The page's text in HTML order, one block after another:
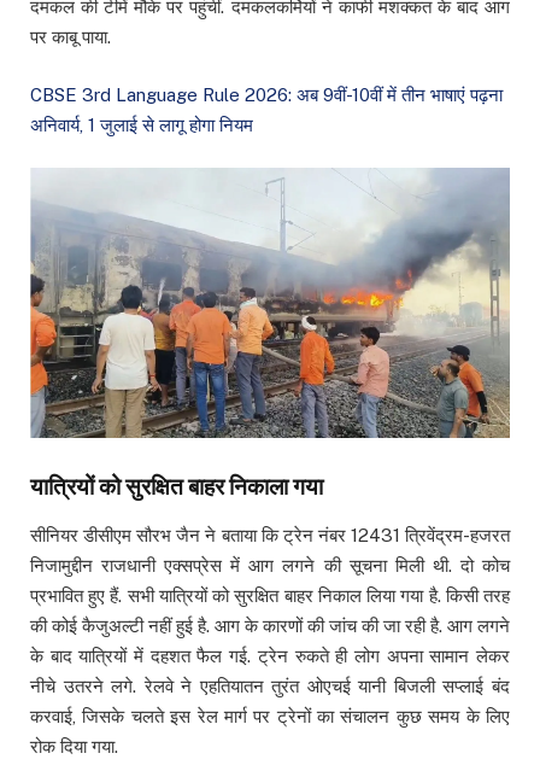
दमकल की टीमें मौके पर पहुंचीं. दमकलकर्मियों ने काफी मशक्कत के बाद आग
पर काबू पाया.
CBSE 3rd Language Rule 2026: अब 9वीं-10वीं में तीन भाषाएं पढ़ना
अनिवार्य, 1 जुलाई से लागू होगा नियम
यात्रियों को सुरक्षित बाहर निकाला गया
सीनियर डीसीएम सौरभ जैन ने बताया कि ट्रेन नंबर 12431 त्रिवेंद्रम-हजरत
निजामुद्दीन राजधानी एक्सप्रेस में आग लगने की सूचना मिली थी. दो कोच
प्रभावित हुए हैं. सभी यात्रियों को सुरक्षित बाहर निकाल लिया गया है. किसी तरह
की कोई कैजुअल्टी नहीं हुई है. आग के कारणों की जांच की जा रही है. आग लगने
के बाद यात्रियों में दहशत फैल गई. ट्रेन रुकते ही लोग अपना सामान लेकर
नीचे उतरने लगे. रेलवे ने एहतियातन तुरंत ओएचई यानी बिजली सप्लाई बंद
करवाई, जिसके चलते इस रेल मार्ग पर ट्रेनों का संचालन कुछ समय के लिए
रोक दिया गया.